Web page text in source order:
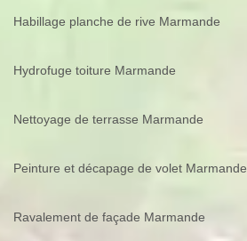
Habillage planche de rive Marmande
Hydrofuge toiture Marmande
Nettoyage de terrasse Marmande
Peinture et décapage de volet Marmande
Ravalement de façade Marmande